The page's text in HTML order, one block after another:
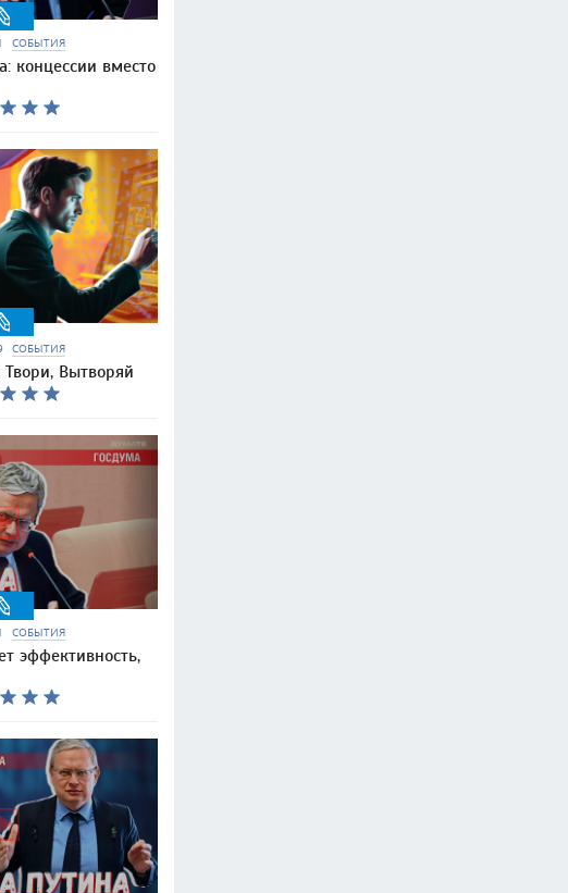
СОБЫТИЯ
концессии вместо
СОБЫТИЯ
Вытворяй
СОБЫТИЯ
эффективность,